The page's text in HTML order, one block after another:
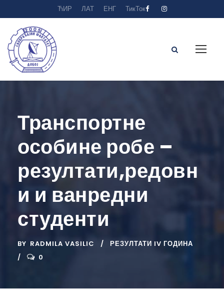
ЋИР ЛАТ ЕНГ ТикТок
Транспортне
особине робе –
резултати,редовн
и и ванредни
студенти
BY RADMILA VASILIC
РЕЗУЛТАТИ IV ГОДИНА
0